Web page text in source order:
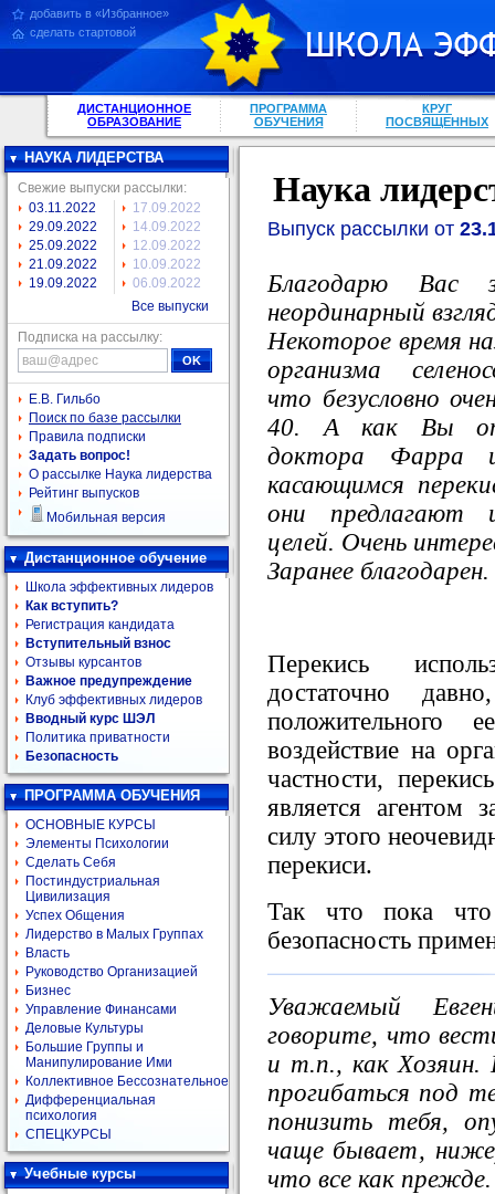
добавить в «Избранное»
сделать стартовой
ДИСТАНЦИОННОЕ
ОБРАЗОВАНИЕ
ПРОГРАММА
ОБУЧЕНИЯ
КРУГ
ПОСВЯЩЕННЫХ
НАУКА ЛИДЕРСТВА
Свежие выпуски рассылки:
03.11.2022
29.09.2022
25.09.2022
21.09.2022
19.09.2022
17.09.2022
14.09.2022
12.09.2022
10.09.2022
06.09.2022
Все выпуски
Подписка на рассылку:
Е.В. Гильбо
Поиск по базе рассылки
Правила подписки
Задать вопрос!
О рассылке Наука лидерства
Рейтинг выпусков
Мобильная версия
Дистанционное обучение
Школа эффективных лидеров
Как вступить?
Регистрация кандидата
Вступительный взнос
Отзывы курсантов
Важное предупреждение
Клуб эффективных лидеров
Вводный курс ШЭЛ
Политика приватности
Безопасность
ПРОГРАММА ОБУЧЕНИЯ
ОСНОВНЫЕ КУРСЫ
Элементы Психологии
Сделать Себя
Постиндустриальная
Цивилизация
Успех Общения
Лидерство в Малых Группах
Власть
Руководство Организацией
Бизнес
Управление Финансами
Деловые Культуры
Большие Группы и
Манипулирование Ими
Коллективное Бессознательное
Дифференциальная
психология
СПЕЦКУРСЫ
Учебные курсы
Наука
Выпуск рассылки от
Благодарю
неординарный
Некоторое время
организма
что безусловно
40. А как Вы
доктора Фарра
касающимся
они предлагают
целей. Очень
Заранее благодарен.
Перекись
достаточно
положительного
воздействие на
частности,
является агентом
силу этого
перекиси.
Так что пока
безопасность
Уважаемый
говорите, что
и т.п., как Хозяин.
прогибаться под
понизить тебя,
чаще бывает,
что все как